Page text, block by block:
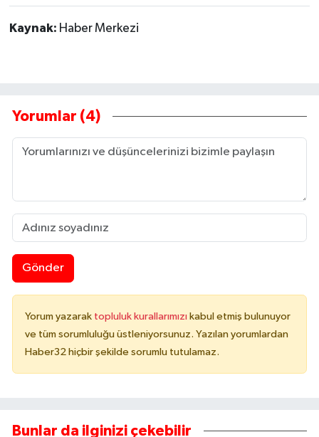
Kaynak: Haber Merkezi
Yorumlar (4)
Gönder
Yorum yazarak topluluk kurallarımızı kabul etmiş bulunuyor
ve tüm sorumluluğu üstleniyorsunuz. Yazılan yorumlardan
Haber32 hiçbir şekilde sorumlu tutulamaz.
Bunlar da ilginizi çekebilir